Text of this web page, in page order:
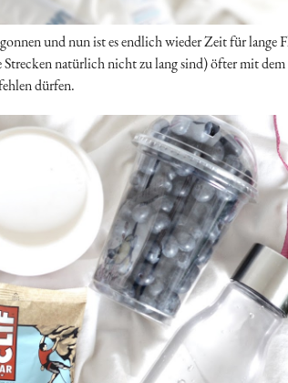
und nun ist es endlich wieder Zeit für lange
natürlich nicht zu lang sind) öfter mit dem
dürfen.